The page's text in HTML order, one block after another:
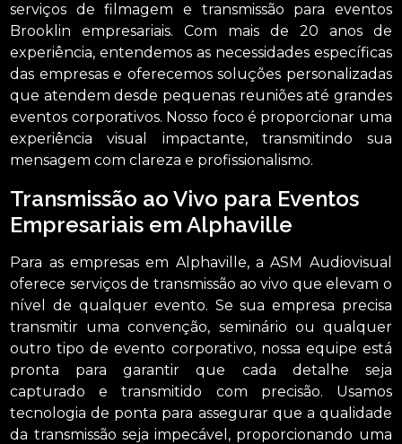
serviços de filmagem e transmissão para eventos
Brooklin empresariais. Com mais de 20 anos de
experiência, entendemos as necessidades específicas
das empresas e oferecemos soluções personalizadas
que atendem desde pequenas reuniões até grandes
eventos corporativos. Nosso foco é proporcionar uma
experiência visual impactante, transmitindo sua
mensagem com clareza e profissionalismo.
Transmissão ao Vivo para Eventos
Empresariais em Alphaville
Para as empresas em Alphaville, a ASM Audiovisual
oferece serviços de transmissão ao vivo que elevam o
nível de qualquer evento. Se sua empresa precisa
transmitir uma convenção, seminário ou qualquer
outro tipo de evento corporativo, nossa equipe está
pronta para garantir que cada detalhe seja
capturado e transmitido com precisão. Usamos
tecnologia de ponta para assegurar que a qualidade
da transmissão seja impecável, proporcionando uma